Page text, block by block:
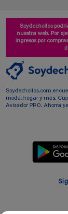
Soydechollos
nuestra web. Por
ingresos por
Soydechollos.com
moda, hogar y más.
Avisador PRO. Ahorra ya